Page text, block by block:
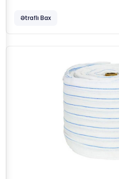
Ətraflı Bax